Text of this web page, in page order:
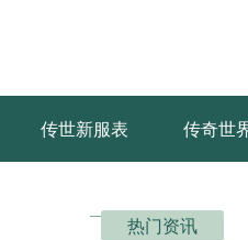
传世新服表 传奇世
热门资讯